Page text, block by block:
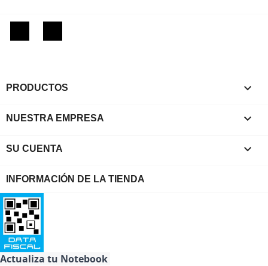
PRODUCTOS 
NUESTRA EMPRESA 
SU CUENTA 
INFORMACIÓN DE LA TIENDA
Actualiza tu Notebook